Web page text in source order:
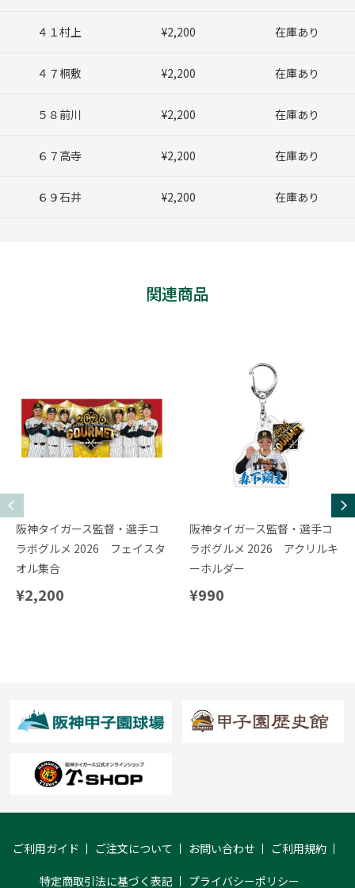
４１村上 ¥2,200 在庫あり
４７桐敷 ¥2,200 在庫あり
５８前川 ¥2,200 在庫あり
６７高寺 ¥2,200 在庫あり
６９石井 ¥2,200 在庫あり
関連商品
阪神タイガース監督・選手コ
ラボグルメ 2026 フェイスタ
オル集合
¥2,200
阪神タイガース監督・選手コ
ラボグルメ 2026 アクリルキ
ーホルダー
¥990
ご利用ガイド ご注文について お問い合わせ ご利用規約
特定商取引法に基づく表記 プライバシーポリシー